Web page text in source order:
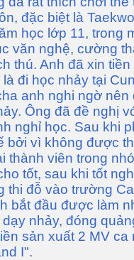
đặc biệt là
học lớp 11, trong
văn nghệ, cường
thú. Anh đã xin
là đi học nhảy tại
anh nghi ngờ
Ông đã đề nghị
nghỉ học. Sau khi
bởi vì không được
thành viên trong
tốt, sau khi tốt
thi đỗ vào trường
bắt đầu được làm
nhảy, đóng
sản xuất 2 MV
I".